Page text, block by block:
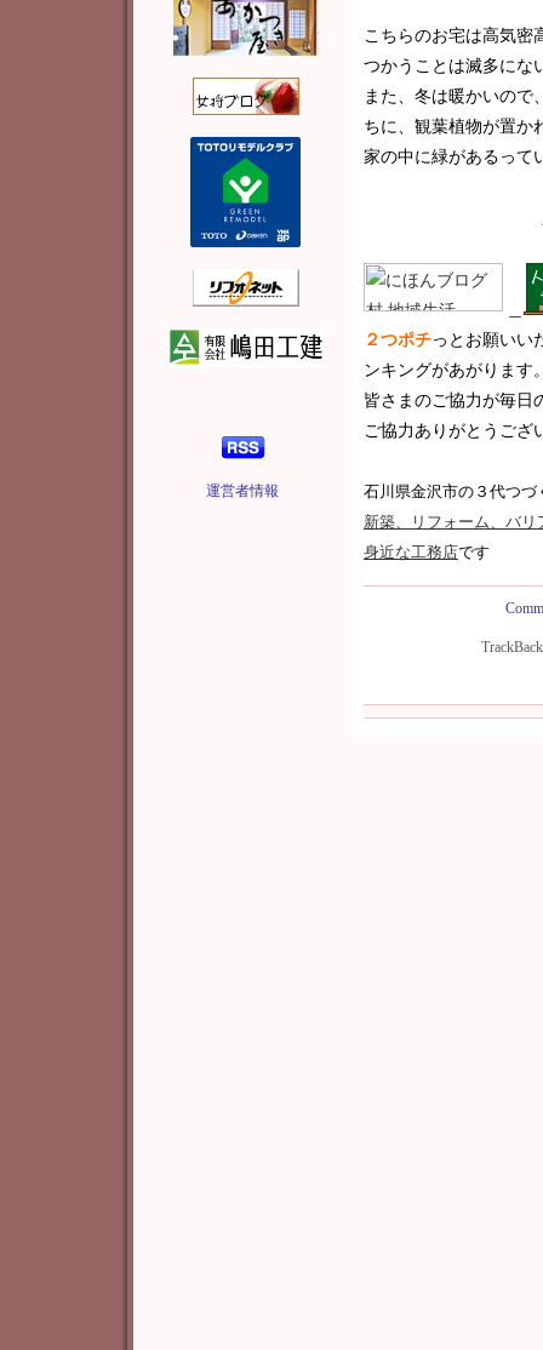
運営者情報
こちらのお宅は高気密
つかうことは滅多にな
また、冬は暖かいので
ちに、観葉植物が置か
家の中に緑があるって
２つポチっと お願いい
ンキングがあがります
皆さまのご協力が毎日
ご協力ありがとうござ
石川県金沢市の３代つづ
新築、リフォーム、バリ
身近な工務店です